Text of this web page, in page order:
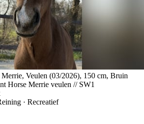
Veulen (03/2026), 150 cm, Bruin
Horse Merrie veulen // SW1
· Recreatief